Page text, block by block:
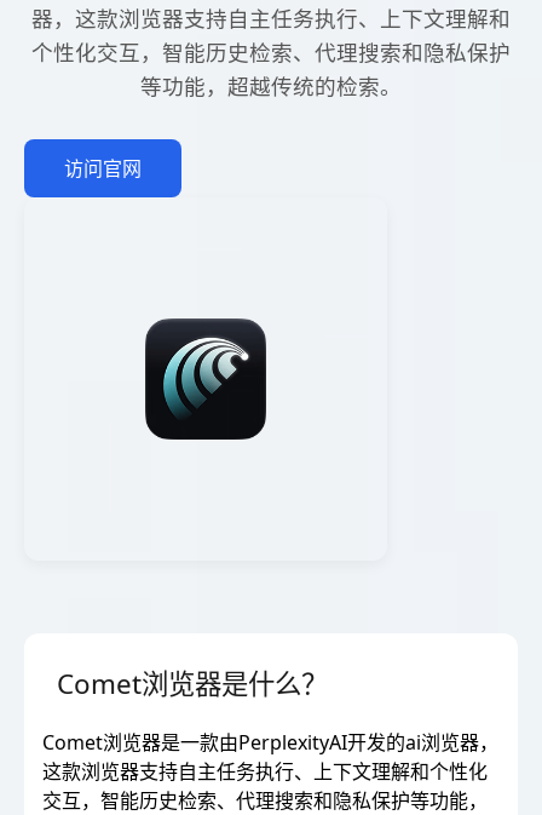
器，这款浏览器支持自主任务执行、上下文理解和
个性化交互，智能历史检索、代理搜索和隐私保护
等功能，超越传统的检索。
访问官网
Comet浏览器是什么？
Comet浏览器是一款由PerplexityAI开发的ai浏览器，
这款浏览器支持自主任务执行、上下文理解和个性化
交互，智能历史检索、代理搜索和隐私保护等功能，